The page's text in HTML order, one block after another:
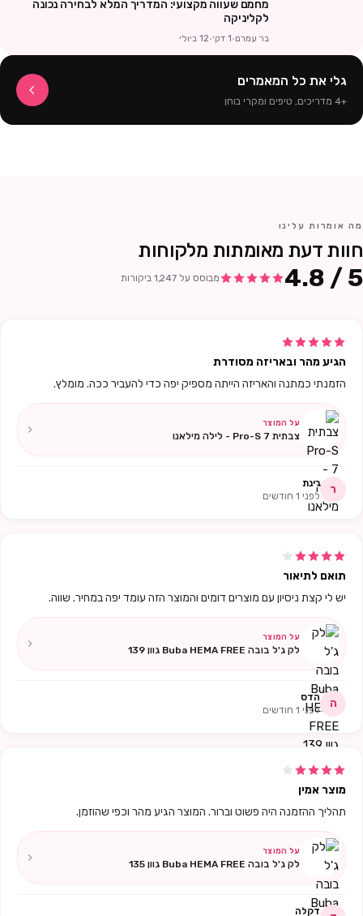
לבחירה נכ
מחמם שעווה מקצועי: המדריך המלא לבחירה נכונה
לקליניקה
בר עמרם·
1 דק׳·12 ביולי
גלי את כל המאמרים
+
4 מדריכים, טיפים ומקרי בוחן
מה אומרות עלינו
חוות דעת מאומתות מלקוחות
5 / 4.8 מבוסס על 1,247 ביקורות
הגיע מהר ובאריזה מסודרת
הזמנתי כמתנה והאריזה הייתה מספיק יפה כדי להעביר ככה. מומלץ.
על המוצר
צבתית Pro-S 7 - לילה מילאנו
ר
רינת
לפני 1 חודשים
תואם לתיאור
יש לי קצת ניסיון עם מוצרים דומים והמוצר הזה עומד יפה במחיר. שווה.
על המוצר
לק ג'ל בובה Buba HEMA FREE גוון 139
ה
הדס
לפני 1 חודשים
מוצר אמין
תהליך ההזמנה היה פשוט וברור. המוצר הגיע מהר וכפי שהוזמן.
על המוצר
לק ג'ל בובה Buba HEMA FREE גוון 135
דקלה